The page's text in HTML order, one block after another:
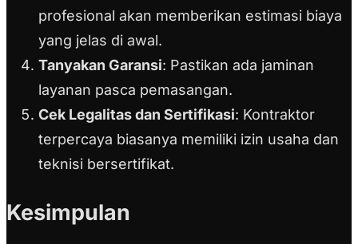
profesional akan memberikan estimasi biaya
yang jelas di awal.
Tanyakan Garansi: Pastikan ada jaminan
layanan pasca pemasangan.
Cek Legalitas dan Sertifikasi: Kontraktor
terpercaya biasanya memiliki izin usaha dan
teknisi bersertifikat.
Kesimpulan